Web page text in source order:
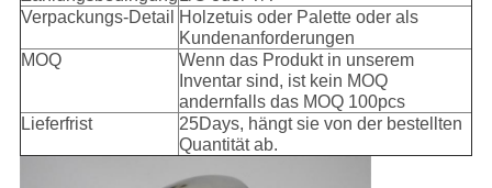
Verpackungs-Detail
Holzetuis oder Palette oder als
Kundenanforderungen
MOQ
Wenn das Produkt in unserem
Inventar sind, ist kein MOQ
andernfalls das MOQ 100pcs
Lieferfrist
25Days, hängt sie von der bestellten
Quantität ab.